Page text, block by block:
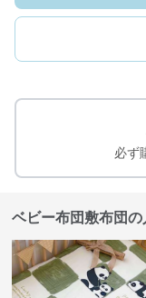
必ず
ベビー布団敷布団